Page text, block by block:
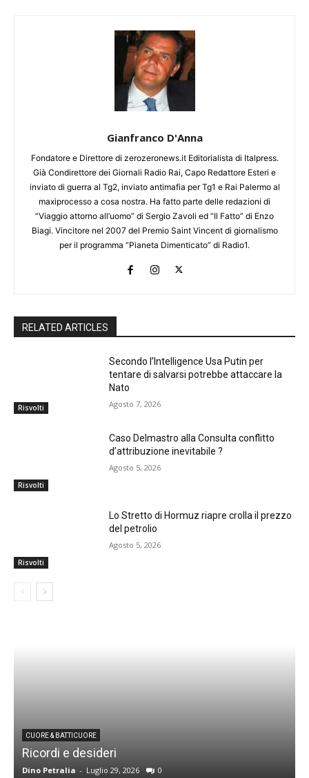
Gianfranco D'Anna
Fondatore e Direttore di zerozeronews.it Editorialista di Italpress.
Già Condirettore dei Giornali Radio Rai, Capo Redattore Esteri e
inviato di guerra al Tg2, inviato antimafia per Tg1 e Rai Palermo al
maxiprocesso a cosa nostra. Ha fatto parte delle redazioni di
“Viaggio attorno all’uomo” di Sergio Zavoli ed “Il Fatto” di Enzo
Biagi. Vincitore nel 2007 del Premio Saint Vincent di giornalismo
per il programma “Pianeta Dimenticato” di Radio1.
RELATED ARTICLES
Risvolti
Secondo l’Intelligence Usa Putin per
tentare di salvarsi potrebbe attaccare la
Nato
Agosto 7, 2026
Risvolti
Caso Delmastro alla Consulta conflitto
d’attribuzione inevitabile ?
Agosto 5, 2026
Risvolti
Lo Stretto di Hormuz riapre crolla il prezzo
del petrolio
Agosto 5, 2026
CUORE & BATTICUORE
Ricordi e desideri
Dino Petralia - Luglio 29, 2026 0